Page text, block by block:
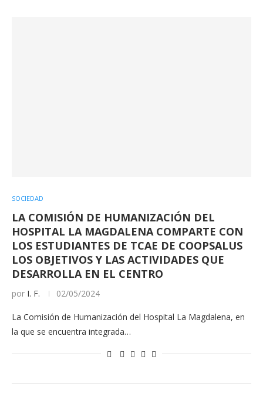
SOCIEDAD
LA COMISIÓN DE HUMANIZACIÓN DEL
HOSPITAL LA MAGDALENA COMPARTE CON
LOS ESTUDIANTES DE TCAE DE COOPSALUS
LOS OBJETIVOS Y LAS ACTIVIDADES QUE
DESARROLLA EN EL CENTRO
por I. F. 02/05/2024
La Comisión de Humanización del Hospital La Magdalena, en
la que se encuentra integrada…